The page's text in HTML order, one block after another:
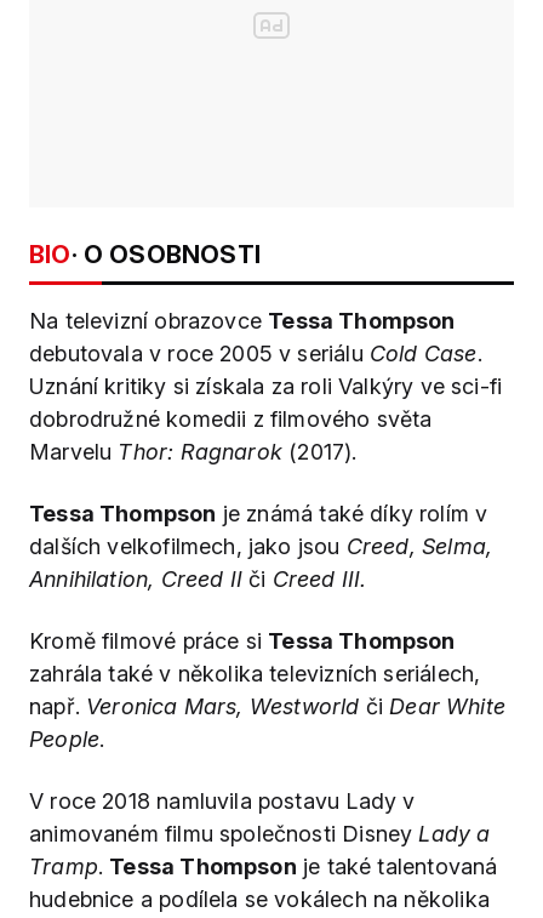
BIO· O OSOBNOSTI
Na televizní obrazovce Tessa Thompson
debutovala v roce 2005 v seriálu Cold Case.
Uznání kritiky si získala za roli Valkýry ve sci-fi
dobrodružné komedii z filmového světa
Marvelu Thor: Ragnarok(2017).
Tessa Thompson je známá také díky rolím v
dalších velkofilmech, jako jsou Creed, Selma,
Annihilation, Creed IIči Creed III.
Kromě filmové práce si Tessa Thompson
zahrála také v několika televizních seriálech,
např. Veronica Mars, Westworld či Dear White
People.
V roce 2018 namluvila postavu Lady v
animovaném filmu společnosti Disney Lady a
Tramp. Tessa Thompson je také talentovaná
hudebnice a podílela se vokálech na několika